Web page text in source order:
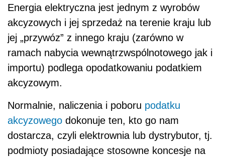
Energia elektryczna jest jednym z wyrobów
akcyzowych i jej sprzedaż na terenie kraju lub
jej „przywóz” z innego kraju (zarówno w
ramach nabycia wewnątrzwspólnotowego jak i
importu) podlega opodatkowaniu podatkiem
akcyzowym.
Normalnie, naliczenia i poboru podatku
akcyzowego dokonuje ten, kto go nam
dostarcza, czyli elektrownia lub dystrybutor, tj.
podmioty posiadające stosowne koncesje na